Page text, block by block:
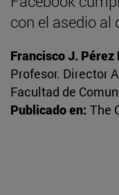
con el asedio al
Francisco J. Pérez
Profesor. Director
Facultad de
Publicado en: The